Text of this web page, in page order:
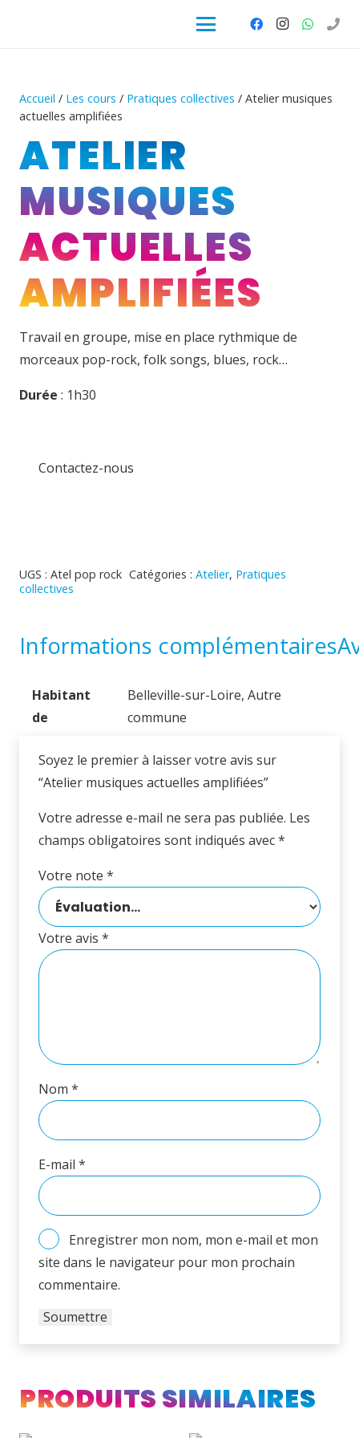
Accueil / Les cours / Pratiques collectives / Atelier musiques
actuelles amplifiées
ATELIER
MUSIQUES
ACTUELLES
AMPLIFIÉES
Travail en groupe, mise en place rythmique de
morceaux pop-rock, folk songs, blues, rock…
Durée : 1h30
Contactez-nous
UGS : Atel pop rock Catégories : Atelier, Pratiques
collectives
Informations complémentaires
Habitant
de
Belleville-sur-Loire, Autre
commune
Soyez le premier à laisser votre avis sur
“Atelier musiques actuelles amplifiées”
Votre adresse e-mail ne sera pas publiée. Les
champs obligatoires sont indiqués avec*
Votre note *
Votre avis *
Nom *
E-mail *
Enregistrer mon nom, mon e-mail et mon
site dans le navigateur pour mon prochain
commentaire.
PRODUITS SIMILAIRES